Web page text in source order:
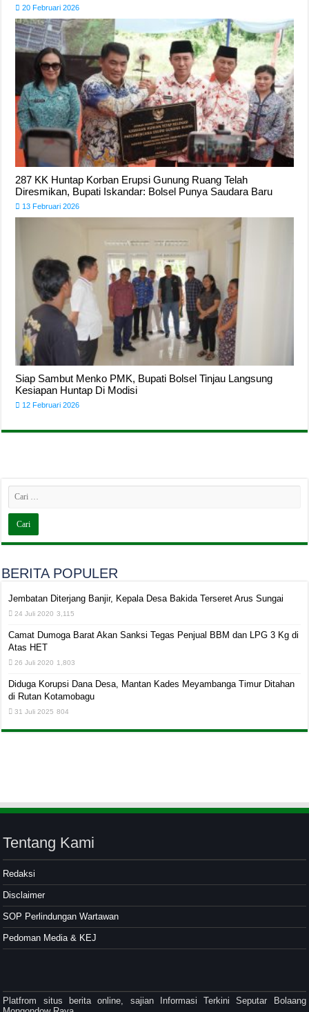
20 Februari 2026
287 KK Huntap Korban Erupsi Gunung Ruang Telah
Diresmikan, Bupati Iskandar: Bolsel Punya Saudara Baru
13 Februari 2026
Siap Sambut Menko PMK, Bupati Bolsel Tinjau Langsung
Kesiapan Huntap Di Modisi
12 Februari 2026
BERITA POPULER
Jembatan Diterjang Banjir, Kepala Desa Bakida Terseret Arus Sungai
24 Juli 2020 3,115
Camat Dumoga Barat Akan Sanksi Tegas Penjual BBM dan LPG 3 Kg di
Atas HET
26 Juli 2020 1,803
Diduga Korupsi Dana Desa, Mantan Kades Meyambanga Timur Ditahan
di Rutan Kotamobagu
31 Juli 2025 804
Tentang Kami
Redaksi
Disclaimer
SOP Perlindungan Wartawan
Pedoman Media & KEJ
Platfrom situs berita online, sajian Informasi Terkini Seputar Bolaang